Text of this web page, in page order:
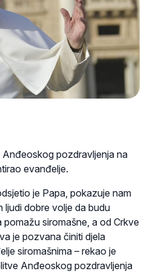
Anđeoskog pozdravljenja na
evanđelje.
je Papa, pokazuje nam
ljudi dobre volje da budu
pomažu siromašne, a od Crkve
je pozvana činiti djela
siromašnima – rekao je
Anđeoskog pozdravljenja